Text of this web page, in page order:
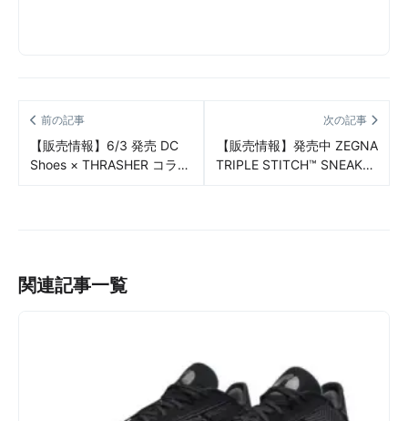
前の記事
【販売情報】6/3 発売 DC
Shoes × THRASHER コラボ
次の記事
【販売情報】発売中 ZEGNA
TRIPLE STITCH™ SNEAKER
関連記事一覧